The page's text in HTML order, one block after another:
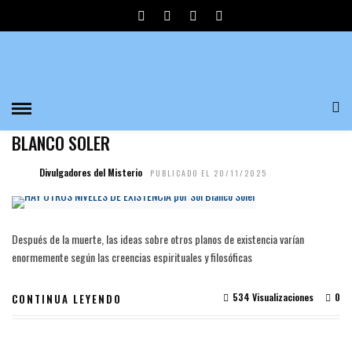
GRUPO HEPTA CASOS
HAY OTROS NIVELES DE EXISTENCIA POR SOL
BLANCO SOLER
Divulgadores del Misterio PUBLICADO EL 20/11/2025
Después de la muerte, las ideas sobre otros planos de existencia varían
enormemente según las creencias espirituales y filosóficas
CONTINUA LEYENDO 0
534 Visualizaciones